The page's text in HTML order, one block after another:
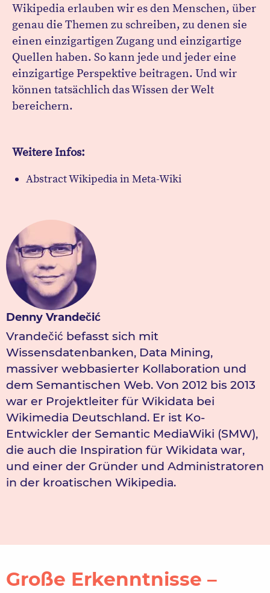
Wikipedia erlauben wir es den Menschen, über
genau die Themen zu schreiben, zu denen sie
einen einzigartigen Zugang und einzigartige
Quellen haben. So kann jede und jeder eine
einzigartige Perspektive beitragen. Und wir
können tatsächlich das Wissen der Welt
bereichern.
Weitere Infos:
Abstract Wikipedia in Meta-Wiki
Denny Vrandečić
Vrandečić befasst sich mit
Wissensdatenbanken, Data Mining,
massiver webbasierter Kollaboration und
dem Semantischen Web. Von 2012 bis 2013
war er Projektleiter für Wikidata bei
Wikimedia Deutschland. Er ist Ko-
Entwickler der Semantic MediaWiki (SMW),
die auch die Inspiration für Wikidata war,
und einer der Gründer und Administratoren
in der kroatischen Wikipedia.
Große Erkenntnisse –